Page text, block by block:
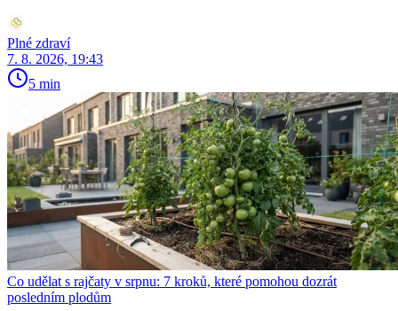
Plné zdraví
7. 8. 2026, 19:43
5 min
Co udělat s rajčaty v srpnu: 7 kroků, které pomohou dozrát
posledním plodům